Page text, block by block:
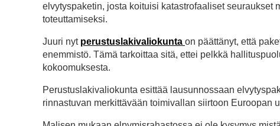
elvytyspaketin, josta koituisi katastrofaaliset seuraukset
toteuttamiseksi.
Juuri nyt perustuslakivaliokunta on päättänyt, että
enemmistö. Tämä tarkoittaa sitä, ettei pelkkä
kokoomuksesta.
Perustuslakivaliokunta esittää lausunnossaan
rinnastuvan merkittävään toimivallan siirtoon Euroopan